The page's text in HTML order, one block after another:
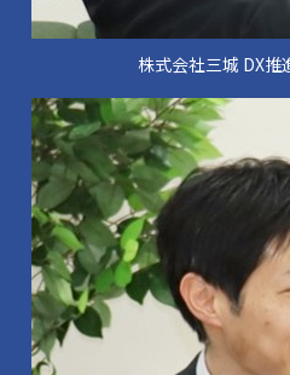
株式会社三城 DX